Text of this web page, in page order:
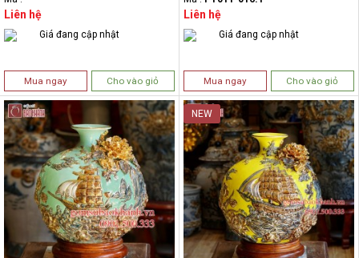
Liên hệ
Giá đang cập nhật
Mua ngay Cho vào giỏ
Liên hệ
Giá đang cập nhật
Mua ngay Cho vào giỏ
NEW